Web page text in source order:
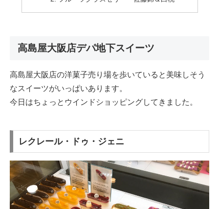
高島屋大阪店デパ地下スイーツ
高島屋大阪店の洋菓子売り場を歩いていると美味しそう
なスイーツがいっぱいあります。
今日はちょっとウインドショッピングしてきました。
レクレール・ドゥ・ジェニ